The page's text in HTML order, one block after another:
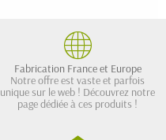
Fabrication France et Europe
Notre offre est vaste et parfois
unique sur le web ! Découvrez notre
page dédiée à ces produits !